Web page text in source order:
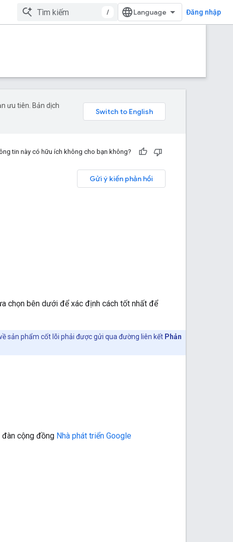
/ Đăng nhập
ưu tiên. Bản dịch
tin này có hữu ích không cho bạn không?
Gửi ý kiến phản hồi
chọn bên dưới để xác định cách tốt nhất để
về sản phẩm cốt lõi phải được gửi qua đường liên kết Phản
đàn cộng đồng Nhà phát triển Google